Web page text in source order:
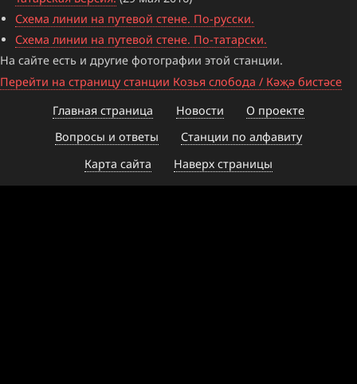
Схема линии на путевой стене. По-русски.
Схема линии на путевой стене. По-татарски.
На сайте есть и другие фотографии этой станции.
Перейти на страницу станции Козья слобода / Кәҗә бистәсе
Главная страница
Новости
О проекте
Вопросы и ответы
Станции по алфавиту
Карта сайта
Наверх страницы